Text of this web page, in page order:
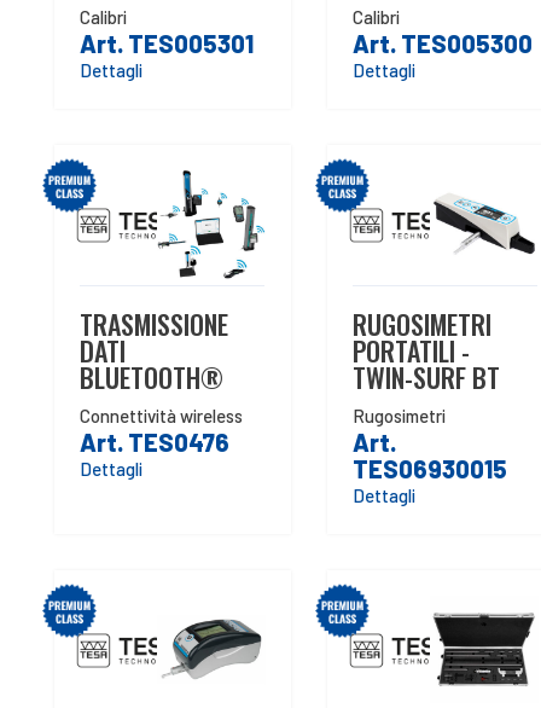
Calibri
Art. TES005301
Dettagli
Calibri
Art. TES005300
Dettagli
TRASMISSIONE
DATI
BLUETOOTH®
Connettività wireless
Art. TES0476
Dettagli
RUGOSIMETRI
PORTATILI -
TWIN-SURF BT
Rugosimetri
Art.
TES06930015
Dettagli